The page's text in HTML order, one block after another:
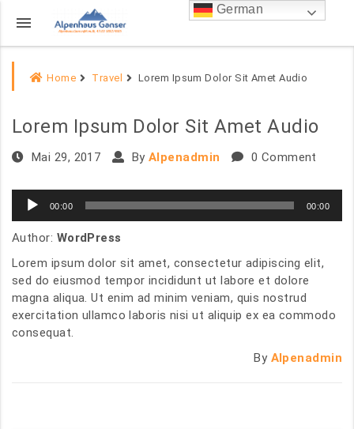
menu
Home Travel Lorem Ipsum Dolor Sit Amet Audio
Lorem Ipsum Dolor Sit Amet Audio
Mai 29, 2017 ByAlpenadmin 0 Comment
Audio-
Player
00:00 00:00
Author: WordPress
Lorem ipsum dolor sit amet, consectetur adipiscing elit,
sed do eiusmod tempor incididunt ut labore et dolore
magna aliqua. Ut enim ad minim veniam, quis nostrud
exercitation ullamco laboris nisi ut aliquip ex ea commodo
consequat.
By Alpenadmin
German